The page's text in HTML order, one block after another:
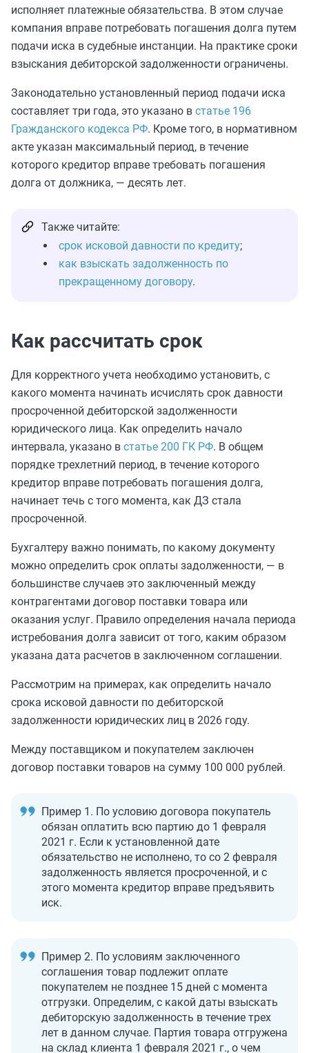
исполняет платежные обязательства. В этом случае
компания вправе потребовать погашения долга путем
подачи иска в судебные инстанции. На практике сроки
взыскания дебиторской задолженности ограничены.
Законодательно установленный период подачи иска
составляет три года, это указано в статье 196
Гражданского кодекса РФ. Кроме того, в нормативном
акте указан максимальный период, в течение
которого кредитор вправе требовать погашения
долга от должника, — десять лет.
Также читайте:
срок исковой давности по кредиту;
как взыскать задолженность по
прекращенному договору.
Как рассчитать срок
Для корректного учета необходимо установить, с
какого момента начинать исчислять срок давности
просроченной дебиторской задолженности
юридического лица. Как определить начало
интервала, указано в статье 200 ГК РФ. В общем
порядке трехлетний период, в течение которого
кредитор вправе потребовать погашения долга,
начинает течь с того момента, как ДЗ стала
просроченной.
Бухгалтеру важно понимать, по какому документу
можно определить срок оплаты задолженности, — в
большинстве случаев это заключенный между
контрагентами договор поставки товара или
оказания услуг. Правило определения начала периода
истребования долга зависит от того, каким образом
указана дата расчетов в заключенном соглашении.
Рассмотрим на примерах, как определить начало
срока исковой давности по дебиторской
задолженности юридических лиц в 2026 году.
Между поставщиком и покупателем заключен
договор поставки товаров на сумму 100 000 рублей.
Пример 1. По условию договора покупатель
обязан оплатить всю партию до 1 февраля
2021 г. Если к установленной дате
обязательство не исполнено, то со 2 февраля
задолженность является просроченной, и с
этого момента кредитор вправе предъявить
иск.
Пример 2. По условиям заключенного
соглашения товар подлежит оплате
покупателем не позднее 15 дней с момента
отгрузки. Определим, с какой даты взыскать
дебиторскую задолженность в течение трех
лет в данном случае. Партия товара отгружена
на склад клиента 1 февраля 2021 г., о чем